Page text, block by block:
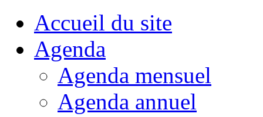
Accueil du site
Agenda
Agenda mensuel
Agenda annuel